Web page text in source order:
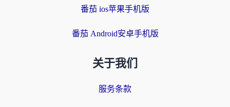
番茄 ios苹果手机版
番茄 Android安卓手机版
关于我们
服务条款